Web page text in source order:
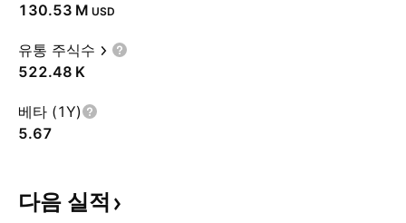
‪130.53 M‬ USD
유통 주식수
‪522.48 K‬
베타 (1Y)
5.67
다음 실적